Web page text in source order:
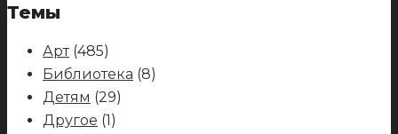
Темы
Арт(485)
Библиотека (8)
Детям (29)
Другое (1)